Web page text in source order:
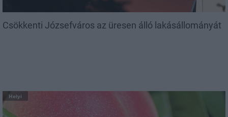
Csökkenti Józsefváros az üresen álló lakásállományát
Helyi